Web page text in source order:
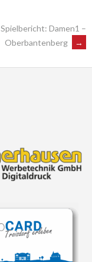
Spielbericht: Damen1 –
Oberbantenberg
→